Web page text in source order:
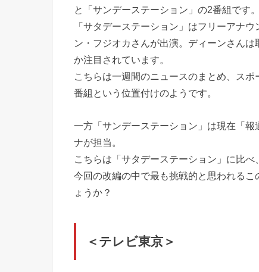
と「サンデーステーション」の2番組です。
「サタデーステーション」はフリーアナ
ン・フジオカさんが出演。ディーンさん
か注目されています。
こちらは一週間のニュースのまとめ、ス
番組という位置付けのようです。
一方「サンデーステーション」は現在「
ナが担当。
こちらは「サタデーステーション」に比べ
今回の改編の中で最も挑戦的と思われる
ょうか？
＜テレビ東京＞